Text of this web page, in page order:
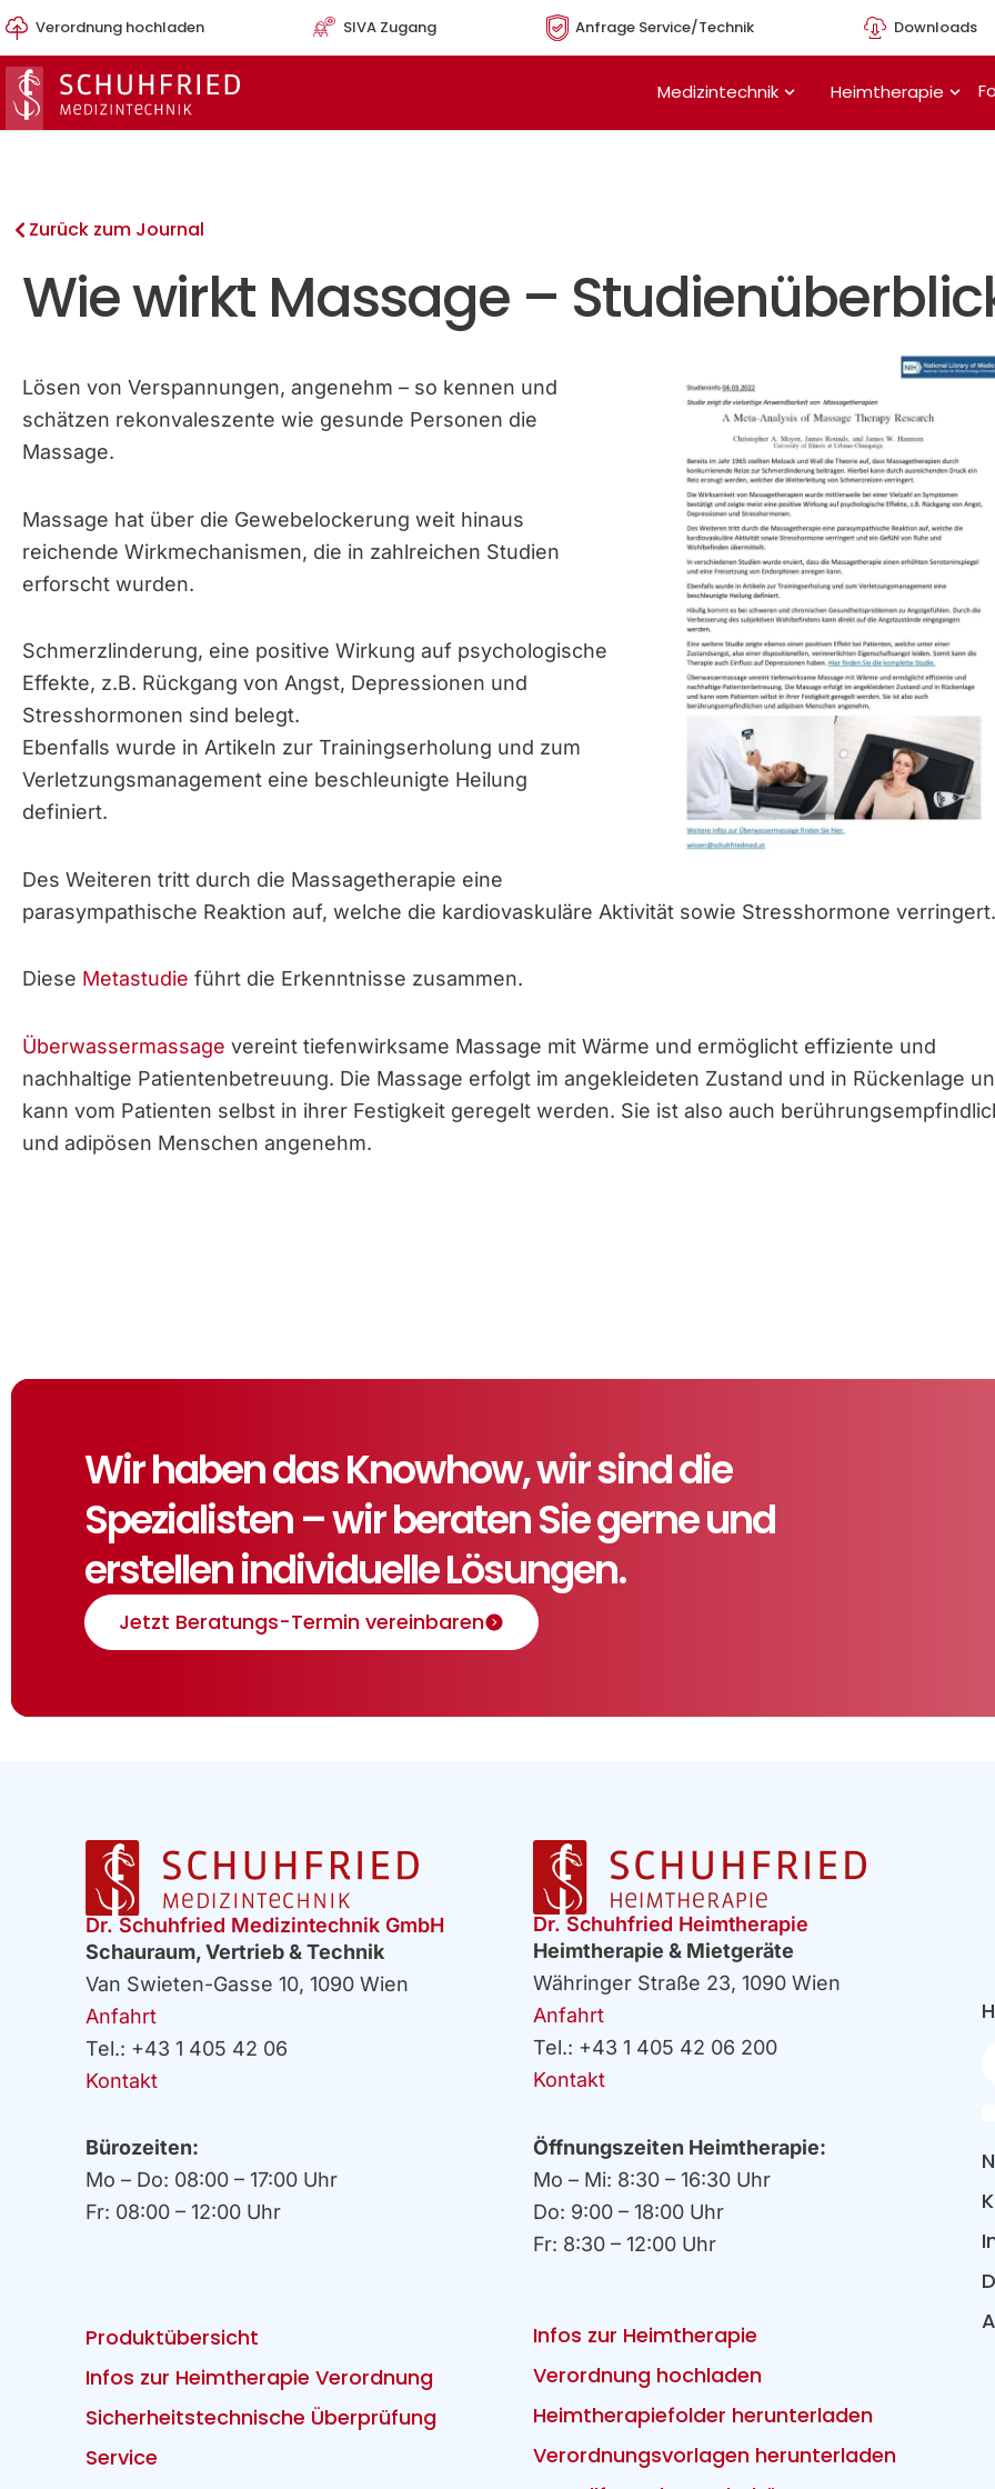
Zum
Inhalt
springen
Verordnung hochladen SIVA Zugang Anfrage Service/Technik Downloads
Medizintechnik Öffne Medizintechnik
Heimtherapie
Zurück zum Journal
Wie wirkt Massage –
Lösen von Verspannungen, angenehm – so kennen und
schätzen rekonvaleszente wie gesunde Personen die
Massage.
Massage hat über die Gewebelockerung weit hinaus
reichende Wirkmechanismen, die in zahlreichen Studien
erforscht wurden.
Schmerzlinderung, eine positive Wirkung auf psychologische
Effekte, z.B. Rückgang von Angst, Depressionen und
Stresshormonen sind belegt.
Ebenfalls wurde in Artikeln zur Trainingserholung und zum
Verletzungsmanagement eine beschleunigte Heilung
definiert.
Des Weiteren tritt durch die Massagetherapie eine
parasympathische Reaktion auf, welche die kardiovaskuläre Aktivität sowie Stresshormone verringert.
Diese Metastudie führt die Erkenntnisse zusammen.
Überwassermassage vereint tiefenwirksame Massage mit Wärme und ermöglicht effiziente und
nachhaltige Patientenbetreuung. Die Massage erfolgt im angekleideten Zustand und in Rückenlage
kann vom Patienten selbst in ihrer Festigkeit geregelt werden. Sie ist also auch
und adipösen Menschen angenehm.
Wir haben das Knowhow, wir sind die
Spezialisten – wir beraten Sie gerne und
erstellen individuelle Lösungen.
Jetzt Beratungs-Termin vereinbaren
Dr. Schuhfried Medizintechnik GmbH
Schauraum, Vertrieb & Technik
Van Swieten-Gasse 10, 1090 Wien
Anfahrt
Tel.: +43 1 405 42 06
Kontakt
Bürozeiten:
Mo – Do: 08:00 – 17:00 Uhr
Fr: 08:00 – 12:00 Uhr
Produktübersicht
Infos zur Heimtherapie Verordnung
Sicherheitstechnische Überprüfung
Service
Dr. Schuhfried Heimtherapie
Heimtherapie & Mietgeräte
Währinger Straße 23, 1090 Wien
Anfahrt
Tel.: +43 1 405 42 06 200
Kontakt
Öffnungszeiten Heimtherapie:
Mo – Mi: 8:30 – 16:30 Uhr
Do: 9:00 – 18:00 Uhr
Fr: 8:30 – 12:00 Uhr
Infos zur Heimtherapie
Verordnung hochladen
Heimtherapiefolder herunterladen
Verordnungsvorlagen herunterladen